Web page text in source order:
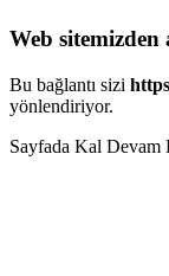
Web sitemizden
Bu bağlantı sizi
yönlendiriyor.
Sayfada Kal Devam